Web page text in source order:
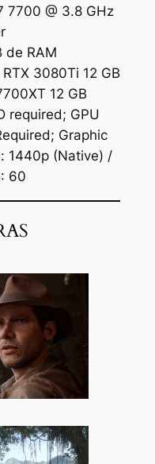
7700 @ 3.8 GHz
de RAM
3080Ti 12 GB
12 GB
required; GPU
Graphic
1440p (Native) /
60